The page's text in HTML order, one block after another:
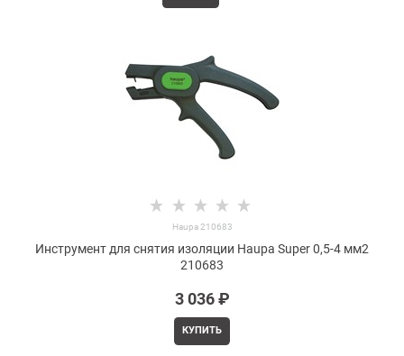
Haupa 210683
Инструмент для снятия изоляции Haupa Super 0,5-4 мм2
210683
3 036 ₽
КУПИТЬ